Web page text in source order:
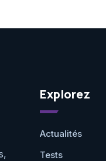
Explorez
Actualités
Tests